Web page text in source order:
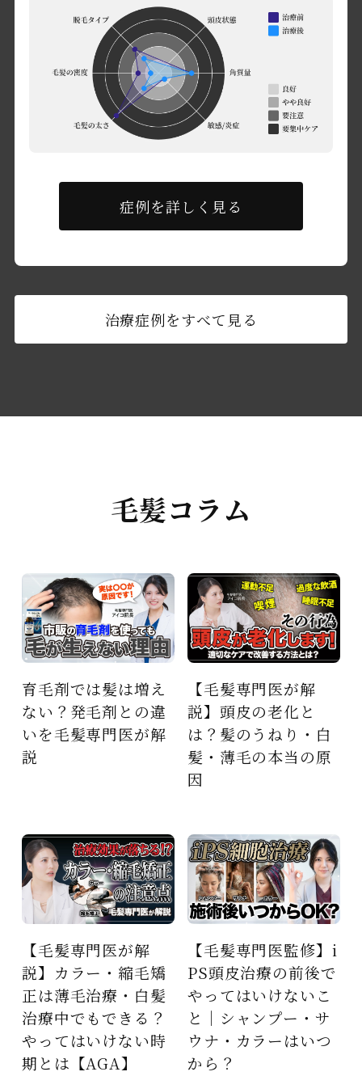
症例を詳しく見る
治療症例をすべて見る
毛髪コラム
育毛剤では髪は増え
ない？発毛剤との違
いを毛髪専門医が解
説
【毛髪専門医が解
説】頭皮の老化と
は？髪のうねり・白
髪・薄毛の本当の原
因
【毛髪専門医が解
説】カラー・縮毛矯
正は薄毛治療・白髪
治療中でもできる？
やってはいけない時
期とは【AGA】
【毛髪専門医監修】i
PS頭皮治療の前後で
やってはいけないこ
と｜シャンプー・サ
ウナ・カラーはいつ
から？